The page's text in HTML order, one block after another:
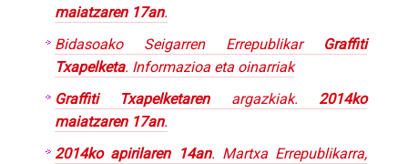
maiatzaren 17an.
Bidasoako Seigarren Errepublikar
Graffiti
Txapelketa. Informazioa eta oinarriak
Graffiti Txapelketarenargazkiak. 2014ko
maiatzaren 17an.
2014ko apirilaren 14an. Martxa Errepublikarra,